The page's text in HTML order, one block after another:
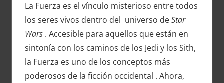
La Fuerza es el vínculo misterioso entre todos
los seres vivos dentro del universo deStar
Wars. Accesible para aquellos que están en
sintonía con los caminos de los Jedi y los Sith,
la Fuerza es uno de los conceptos más
poderosos de la ficción occidental . Ahora,